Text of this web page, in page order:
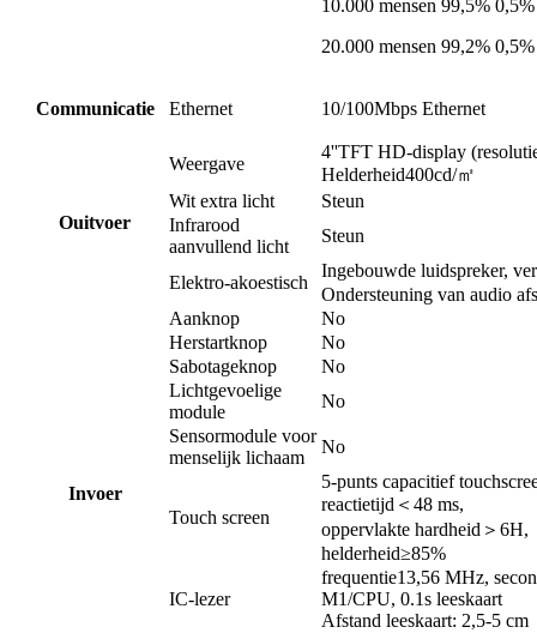
10.000 mensen 99,5% 0,5%
20.000 mensen 99,2% 0,5%
Communicatie Ethernet 10/100Mbps Ethernet
Ouitvoer
Weergave
4''TFT HD-display
Helderheid400cd/㎡
Wit extra licht
Steun
Infrarood
aanvullend licht
Steun
Elektro-akoestisch
Ingebouwde luidspreker,
Ondersteuning van audio
Invoer
Aanknop
No
Herstartknop
No
Sabotageknop
No
Lichtgevoelige
module
No
Sensormodule voor
menselijk lichaam
No
Touch screen
5-punts capacitief
reactietijd ＜ 48 ms,
oppervlakte hardheid ＞ 6H,
helderheid≥85%
IC-lezer
frequentie13,56 MHz, sec
M1/CPU, 0.1s leeskaart
Afstand leeskaart: 2,5-5 cm